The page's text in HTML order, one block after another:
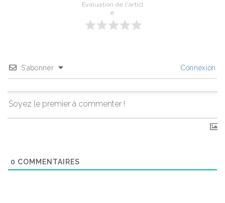
Évaluation de l'articl
e
S’abonner Connexion
0 COMMENTAIRES